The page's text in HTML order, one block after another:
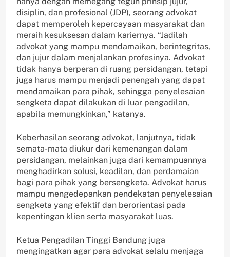
disiplin, dan profesional (JDP), seorang advokat
dapat memperoleh kepercayaan masyarakat dan
meraih kesuksesan dalam kariernya. “Jadilah
advokat yang mampu mendamaikan, berintegritas,
dan jujur dalam menjalankan profesinya. Advokat
tidak hanya berperan di ruang persidangan, tetapi
juga harus mampu menjadi penengah yang dapat
mendamaikan para pihak, sehingga penyelesaian
sengketa dapat dilakukan di luar pengadilan,
apabila memungkinkan,” katanya.
Keberhasilan seorang advokat, lanjutnya, tidak
semata-mata diukur dari kemenangan dalam
persidangan, melainkan juga dari kemampuannya
menghadirkan solusi, keadilan, dan perdamaian
bagi para pihak yang bersengketa. Advokat harus
mampu mengedepankan pendekatan penyelesaian
sengketa yang efektif dan berorientasi pada
kepentingan klien serta masyarakat luas.
Ketua Pengadilan Tinggi Bandung juga
mengingatkan agar para advokat selalu menjaga